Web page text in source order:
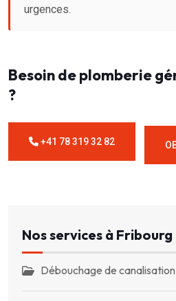
urgences.
Besoin de plomberie
?
+41 78 319 32 82
Nos services à Fribourg
Débouchage de canalisation